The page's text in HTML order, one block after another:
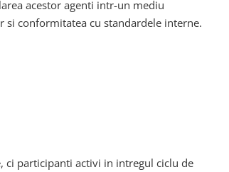
acestor agenti intr-un mediu
conformitatea cu standardele interne.
ci participanti activi in intregul ciclu de